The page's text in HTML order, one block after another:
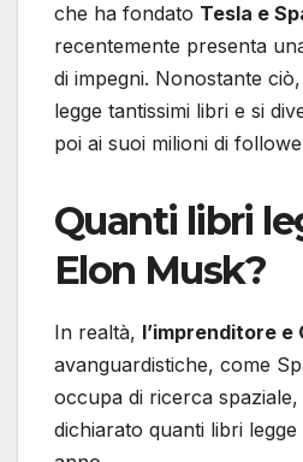
che ha fondato Tesla e
recentemente presenta
di impegni. Nonostante
legge tantissimi libri e si
poi ai suoi milioni di
Quanti libri
Elon Musk?
In realtà, l’imprenditore e
avanguardistiche, come
occupa di ricerca
dichiarato quanti libri